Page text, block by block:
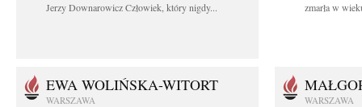
Jerzy Downarowicz Człowiek, który nigdy...
zmarła w
EWA WOLIŃSKA-WITORT
WARSZAWA WARSZAWA